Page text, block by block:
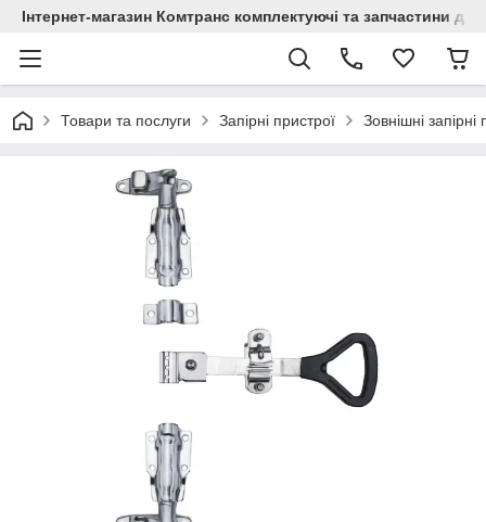
Інтернет-магазин Комтранс комплектуючі та запчастини
Товари та послуги Запірні пристрої Зовнішні запірні